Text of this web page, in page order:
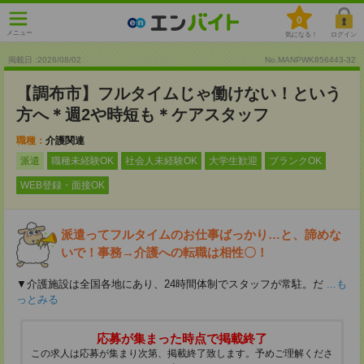
メニュー
0
気になる！ ログイン
掲載日 :2026/08/02 No.MANPWK856443-32
【調布市】フルタイムじゃ働けない！という
方へ＊週2や時短も＊ケアスタッフ
職種： 介護関連
派遣
職種未経験OK 社会人未経験OK 大学生歓迎 ブランクOK
WEB登録・面接OK
派遣ってフルタイムのお仕事ばっかり…と、諦めな
いで！事務→介護への転職は相性〇！
▼介護施設は全国各地にあり、24時間体制でスタッフが常駐。だ ...も
っとみる
応募が集まった時点で掲載終了
この求人は応募が集まり次第、掲載終了致します。予めご理解くださ